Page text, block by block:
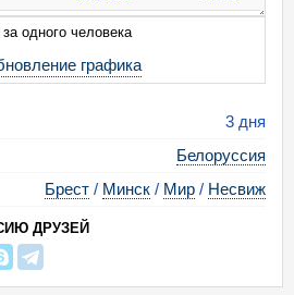
32 950
32 950
32 950
мало
мало
мало
32 950
мало
32 950
одного человека
графика
3 дня
Белоруссия
Брест / Минск / Мир / Несвиж
ДРУЗЕЙ